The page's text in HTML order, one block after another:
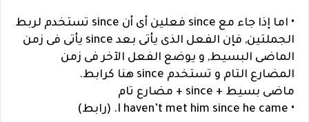
• اما إذا جاء مع since فعلين أى أن since تستخدم لربط
الجملتين, فإن الفعل الذى يأتى بعد since يأتى فى زمن
الماضى البسيط, و يوضع الفعل الآخر فى زمن
المضارع التام و تستخدم since هنا كرابط.
ماضى بسيط + since + مضارع تام
• I haven’t met him since he came. (رابط)